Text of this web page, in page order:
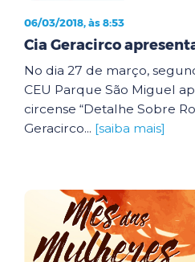
06/03/2018, às 8:53
Cia Geracirco
No dia 27 de março,
CEU Parque São Miguel
circense “Detalhe Sobre
Geracirco... [saiba mais]